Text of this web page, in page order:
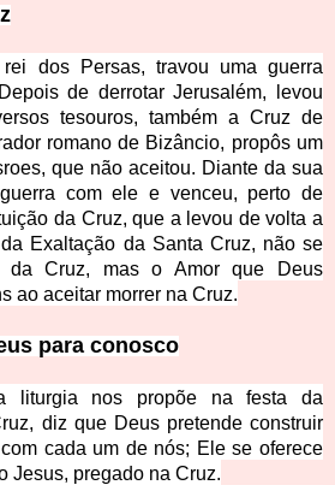
dos Persas, travou uma guerra
de derrotar Jerusalém, levou
tesouros, também a Cruz de
romano de Bizâncio, propôs um
que não aceitou. Diante da sua
com ele e venceu, perto de
da Cruz, que a levou de vo lta a
Exaltação da Santa Cruz, não se
da Cruz, mas o Amor que Deus
ao aceitar morrer na Cruz.
para conosco
liturgia nos propõe na festa da
diz que Deus pretende construir
cada um de nós; Ele se oferece
Jesus, pregado na Cruz.